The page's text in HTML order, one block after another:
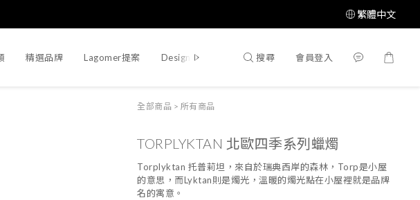
繁體中文
精選品牌 Lagomer提案 Designer提案 搜尋 會員登入
全部商品 > 所有商品
TORPLYKTAN 北歐四季系列蠟燭
Torplyktan 托普莉坦，來自於瑞典西岸的森林，Torp是小屋
的意思，而Lyktan則是燭光，溫暖的燭光點在小屋裡就是品牌
名的寓意。